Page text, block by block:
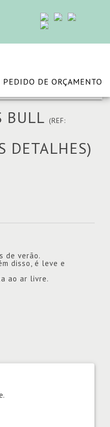
VOLTAR
BULL (REF:
DETALHES)
de verão.
disso, é leve e
ao ar livre.